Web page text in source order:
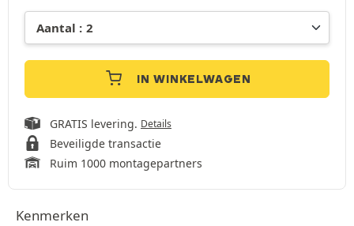
IN WINKELWAGEN
GRATIS levering. Details
Beveiligde transactie
Ruim 1000 montagepartners
Kenmerken